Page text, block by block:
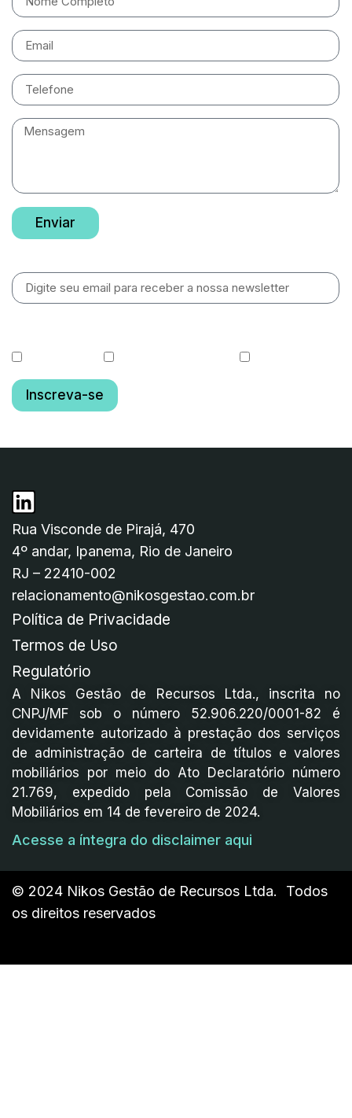
Enviar
Inscreva-se
Rua Visconde de Pirajá, 470
4º andar, Ipanema, Rio de Janeiro
RJ – 22410-002
relacionamento@nikosgestao.com.br
Política de Privacidade
Termos de Uso
Regulatório
A Nikos Gestão de Recursos Ltda., inscrita no
CNPJ/MF sob o número 52.906.220/0001-82 é
devidamente autorizado à prestação dos serviços
de administração de carteira de títulos e valores
mobiliários por meio do Ato Declaratório número
21.769, expedido pela Comissão de Valores
Mobiliários em 14 de fevereiro de 2024.
Acesse a íntegra do disclaimer aqui
© 2024 Nikos Gestão de Recursos Ltda. Todos
os direitos reservados